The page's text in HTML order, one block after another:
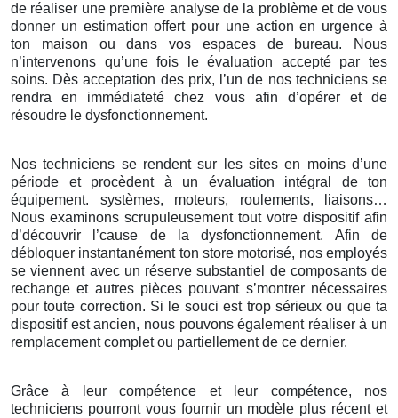
de réaliser une première analyse de la problème et de vous
donner un estimation offert pour une action en urgence à
ton maison ou dans vos espaces de bureau. Nous
n’intervenons qu’une fois le évaluation accepté par tes
soins. Dès acceptation des prix, l’un de nos techniciens se
rendra en immédiateté chez vous afin d’opérer et de
résoudre le dysfonctionnement.
Nos techniciens se rendent sur les sites en moins d’une
période et procèdent à un évaluation intégral de ton
équipement. systèmes, moteurs, roulements, liaisons…
Nous examinons scrupuleusement tout votre dispositif afin
d’découvrir l’cause de la dysfonctionnement. Afin de
débloquer instantanément ton store motorisé, nos employés
se viennent avec un réserve substantiel de composants de
rechange et autres pièces pouvant s’montrer nécessaires
pour toute correction. Si le souci est trop sérieux ou que ta
dispositif est ancien, nous pouvons également réaliser à un
remplacement complet ou partiellement de ce dernier.
Grâce à leur compétence et leur compétence, nos
techniciens pourront vous fournir un modèle plus récent et